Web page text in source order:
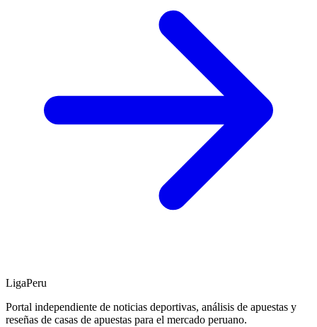
LigaPeru
Portal independiente de noticias deportivas, análisis de apuestas y
reseñas de casas de apuestas para el mercado peruano.